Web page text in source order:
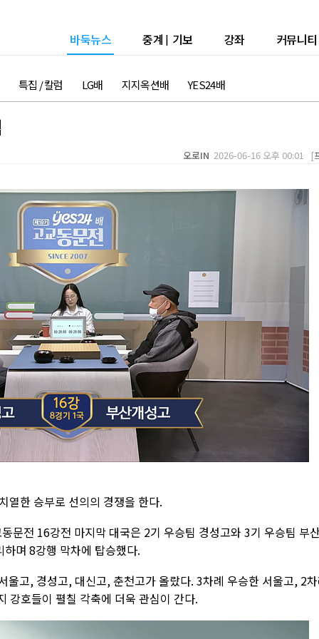
바둑뉴스 중계 | 기보 강좌 커뮤니티
특집 / 칼럼 LG배 지지옥션배 YES24배
오로IN 2026-06-16 오후 00:01 [
열한 승부로 선의의 경쟁을 한다.
문전 16강전 마지막 대국은 2기 우승팀 경성고와 3기 우승팀 부
며 8강행 막차에 탑승했다.
울고, 경성고, 대신고, 춘천고가 올랐다. 3차례 우승한 서울고, 2
강호들이 펼칠 각축에 더욱 관심이 간다.